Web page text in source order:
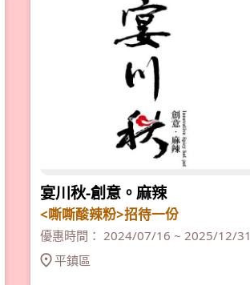
宴川秋-創意。麻辣
<嘶嘶酸辣粉>招待一份
優惠時間： 2024/07/16 ~ 2025/12/31
平鎮區